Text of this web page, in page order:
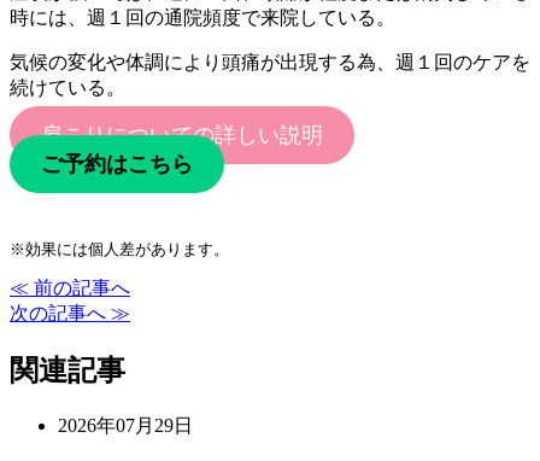
時には、週１回の通院頻度で来院している。
気候の変化や体調により頭痛が出現する為、週１回のケアを
続けている。
肩こりについての詳しい説明
ご予約はこちら
※効果には個人差があります。
≪ 前の記事へ
次の記事へ ≫
関連記事
2026年07月29日